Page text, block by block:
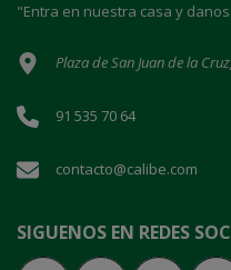
"Entra en nuestra casa y
Plaza de San Juan de la
91 535 70 64
contacto@calibe.com
SIGUENOS EN REDES